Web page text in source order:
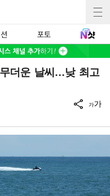
포토
더운 날씨…낮 최고
가가